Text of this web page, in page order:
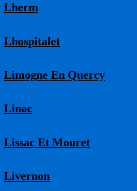
Lherm
Lhospitalet
Limogne En Quercy
Linac
Lissac Et Mouret
Livernon